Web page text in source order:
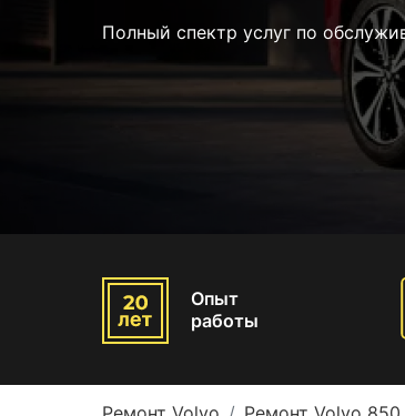
Полный спектр услуг по
Опыт
работы